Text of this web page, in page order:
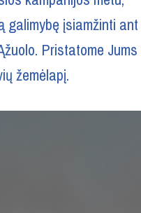
galimybę įsiamžinti ant
Pristatome Jums
žemėlapį.